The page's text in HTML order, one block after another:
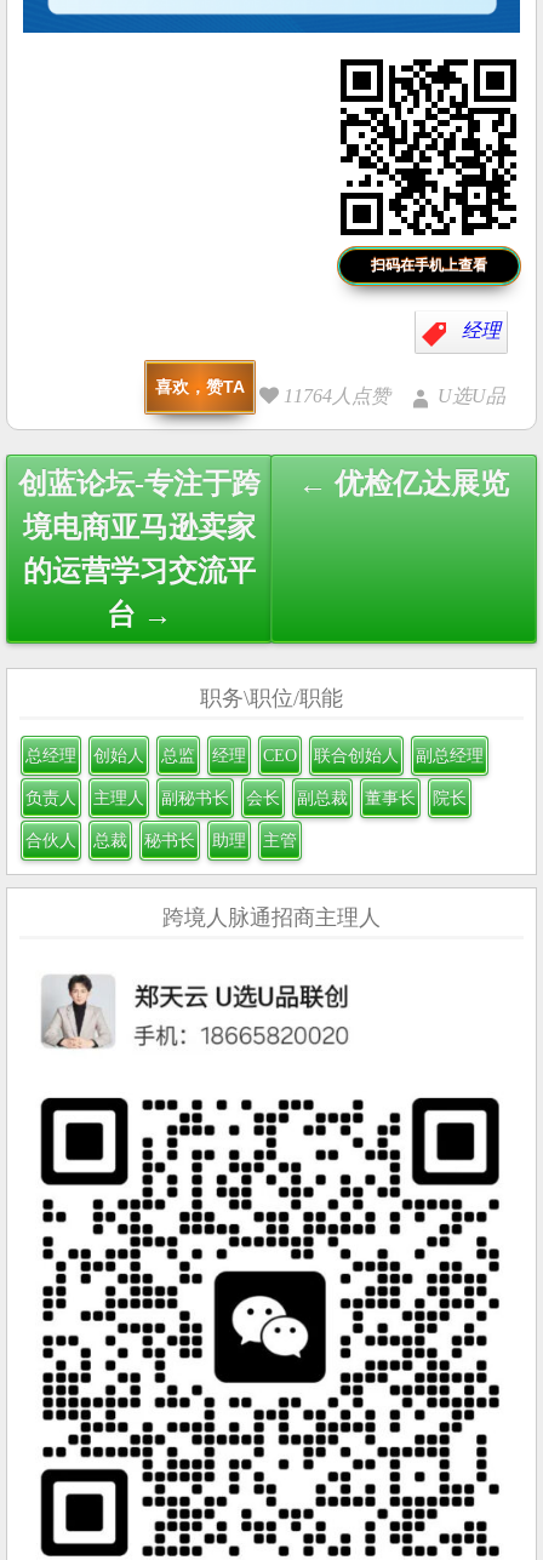
扫码在手机上查看
经理
喜欢，赞TA 11764人点赞 U选U品
Post
navigation
创蓝论坛-专注于跨
境电商亚马逊卖家
的运营学习交流平
台 →
← 优检亿达展览
职务\职位/职能
总经理 创始人 总监 经理 CEO 联合创始人 副总经理
负责人 主理人 副秘书长 会长 副总裁 董事长 院长
合伙人 总裁 秘书长 助理 主管
跨境人脉通招商主理人